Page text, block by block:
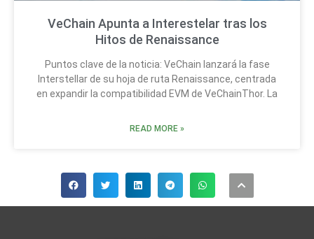
VeChain Apunta a Interestelar tras los
Hitos de Renaissance
Puntos clave de la noticia: VeChain lanzará la fase
Interstellar de su hoja de ruta Renaissance, centrada
en expandir la compatibilidad EVM de VeChainThor. La
READ MORE »